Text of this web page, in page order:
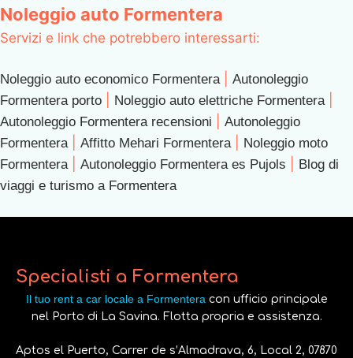
Noleggio auto Formentera
Servizi e link che potrebbero interessarti:
Noleggio auto economico Formentera| Autonoleggio
Formentera porto
Noleggio auto elettriche Formentera|
Autonoleggio Formentera recensioni
Autonoleggio
Formentera| Affitto Mehari Formentera| Noleggio moto
Formentera| Autonoleggio Formentera es Pujols
Blog di
viaggi e turismo a Formentera
Specialisti a Formentera
Il tuo rent a car locale a Formentera con ufficio principale
nel Porto di La Savina. Flotta propria e assistenza.
Aptos el Puerto, Carrer de s’Almadrava, 6, Local 2, 07870